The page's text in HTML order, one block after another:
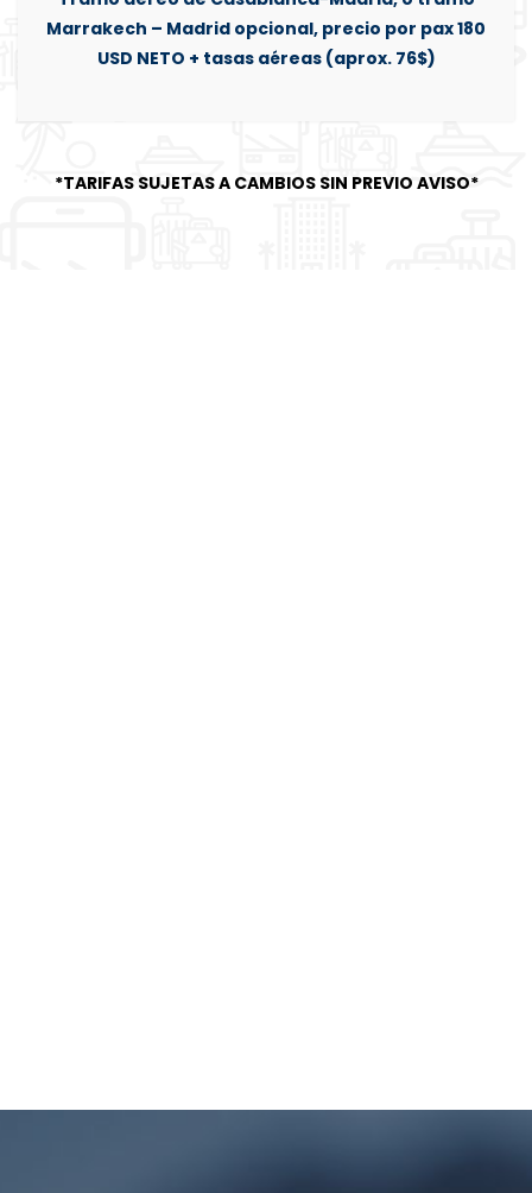
Marrakech – Madrid opcional, precio por pax 180
USD NETO + tasas aéreas (aprox. 76$)
*TARIFAS SUJETAS A CAMBIOS SIN PREVIO AVISO*